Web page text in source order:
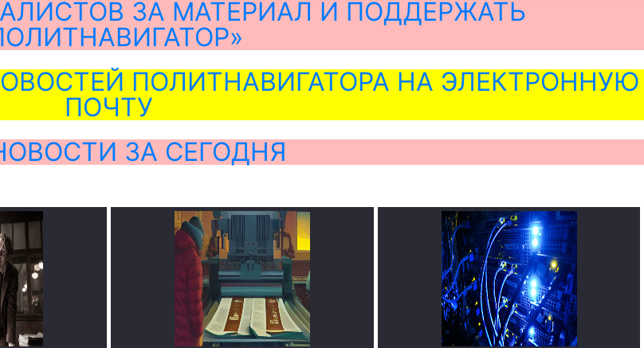
ЗА МАТЕРИАЛ И ПОДДЕРЖАТЬ
ПОЛИТНАВИГАТОРА НА ЭЛЕКТРОННУЮ
ПОЧТУ
ЗА СЕГОДНЯ